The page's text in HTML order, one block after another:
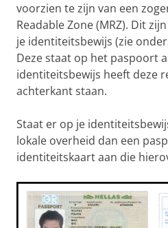
voorzien te zijn van een
Readable Zone (MRZ). Dit
je identiteitsbewijs (zie
Deze staat op het paspoort
identiteitsbewijs heeft deze
achterkant staan.
Staat er op je
lokale overheid dan een
identiteitskaart aan die